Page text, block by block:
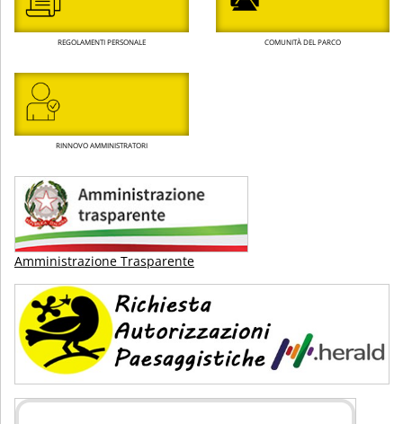
REGOLAMENTI PERSONALE COMUNITÀ DEL PARCO
RINNOVO AMMINISTRATORI
Amministrazione Trasparente